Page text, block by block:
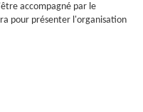
accompagné par le
pour présenter l'organisation